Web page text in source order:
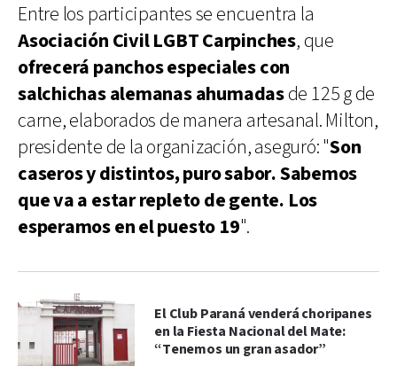
Entre los participantes se encuentra la
Asociación Civil LGBT Carpinches, que
ofrecerá panchos especiales con
salchichas alemanas ahumadasde 125 g de
carne, elaborados de manera artesanal. Milton,
presidente de la organización, aseguró: "Son
caseros y distintos, puro sabor. Sabemos
que va a estar repleto de gente. Los
esperamos en el puesto 19".
El Club Paraná venderá choripanes
en la Fiesta Nacional del Mate:
“Tenemos un gran asador”